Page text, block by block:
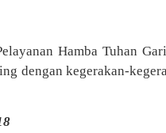
Hamba Tuhan
dengan kegerakan-